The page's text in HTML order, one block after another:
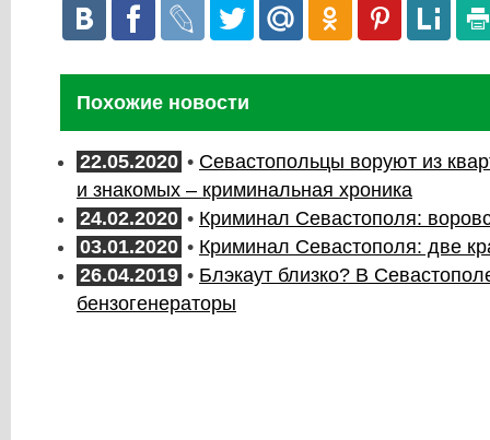
Похожие новости
22.05.2020 • Севастопольцы воруют из
и знакомых – криминальная хроника
24.02.2020 • Криминал Севастополя:
03.01.2020 • Криминал Севастополя: две
26.04.2019 • Блэкаут близко? В
бензогенераторы